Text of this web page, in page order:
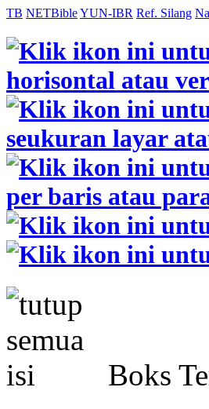
TB NETBibleYUN-IBR Ref. Silang
Boks